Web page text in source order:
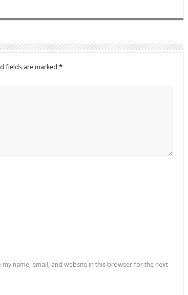
fields are marked *
my name, email, and website in this browser for the next